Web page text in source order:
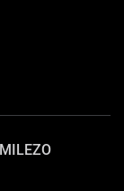
MILEZO